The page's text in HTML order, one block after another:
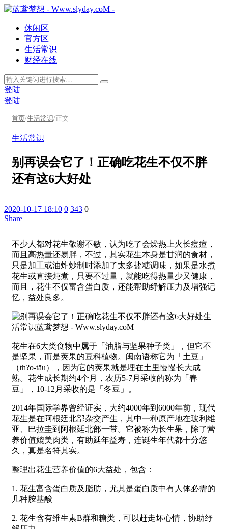
休闲区
官方区
生活常识
财经在线
登陆
登陆
首页/生活常识/正文
生活常识
别再误会它了！正确吃花生不仅不胖
还有这6大好处
2020-10-17 18:10 0 343 0
Share
不少人都对花生敬谢不敏，认为吃了会燥热上火长痘痘，
而且高热量还易胖，不过，其实花生本身是甘润的食材，
只是加工或油炸炒制时添加了太多盐糖调味，如果是水煮
花生或直接炖煮，只要不过量，就能吃得热量少又健康，
而且，花生不仅富含蛋白质，还能帮助纾解压力及增强记
忆，益处良多。
花生在6大类食物中属于「油脂与坚果种子类」，但它不
是坚果，而是荚果的豆科植物。闽南语称它为「土豆」
（th?o-tāu），因为它的荚果就是埋在土里慢慢长大成
熟。花生成长期约4个月，农历5-7月采收的称为「春
豆」，10-12月采收的是「冬豆」。
2014年国际学界曾经证实，大约4000年到6000年前，现代
花生是在阿根廷北部杂交产生，其中一种原产地在玻利维
亚、巴拉圭到阿根廷北部一带。它被称为长生果，除了营
养价值媲美肉类，有助延年益寿，连诞生年代都十分悠
久，真是名符其实。
整理出花生营养价值的6大益处，包含：
1. 花生富含蛋白质及脂肪，尤其是蛋白质中有人体必需的
几种胺基酸
2. 花生含有维生素B群和糖类，可以赶走坏心情，协助纾